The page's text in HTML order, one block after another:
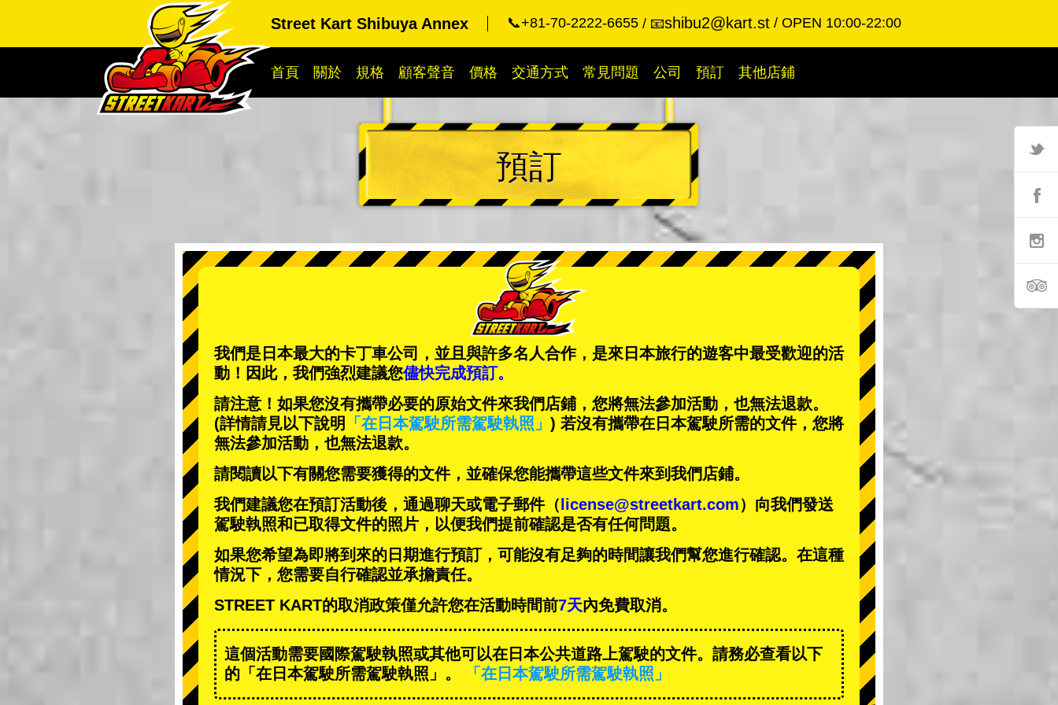
Street Kart Shibuya Annex 📞+81-70-2222-6655 📧shibu2@kart.st OPEN 10:00-22:00
首頁 關於 規格 顧客聲音 價格 交通方式 常見問題 公司 預訂 其他店鋪
預訂
我們是日本最大的卡丁車公司，並且與許多名人合作，是來日本旅行的遊客中最受歡迎的活
動 ！因此，我們強烈建議您儘快完成預訂。
請注意！如果您沒有攜帶必要的原始文件來我們店鋪，您將無法參加活動，也無法退款。
(詳情請見以下說明
「在日本駕駛所需駕駛執照」 ) 若沒有攜帶在日本駕駛所需的文件，您將
無法參加活動，也無法退款。
請閱讀以下有關您需要獲得的文件，並確保您能攜帶這些文件來到我們店鋪。
我們建議您在預訂活動後，通過聊天或電子郵件（ license@streetkart.com）向我們發送
駕駛執照和已取得文件的照片，以便我們提前確認是否有任何問題。
如果您希望為即將到來的日期進行預訂，可能沒有足夠的時間讓我們幫您進行確認。在這種
情況下，您需要自行確認並承擔責任。
STREET KART的取消政策僅允許您在活動時間前7天內免費取消。
這個活動需要國際駕駛執照或其他可以在日本公共道路上駕駛的文件。請務必查看以下
的「在日本駕駛所需駕駛執照」。
「在日本駕駛所需駕駛執照」